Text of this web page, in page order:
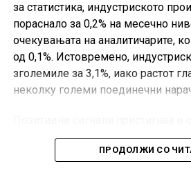
за статистика, индустриското
пораснало за 0,2% на месечно
очекувањата на аналитичарите,
од 0,1%. Истовремено,
зголемиле за 3,1%, иако растот
неколку големи поединечни
трговија. Германскиот извоз во
0,9% во однос на претходниот
ПРОДОЛЖИ СО